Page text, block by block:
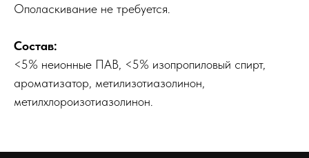
Ополаскивание не требуется.
Состав:
<5% неионные ПАВ, <5% изопропиловый спирт,
ароматизатор, метилизотиазолинон,
метилхлороизотиазолинон.